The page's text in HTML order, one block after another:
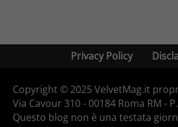
Privacy Policy
Copyright © 2025 VelvetMag.it
Via Cavour 310 - 00184 Roma RM -
Questo blog non è una testata